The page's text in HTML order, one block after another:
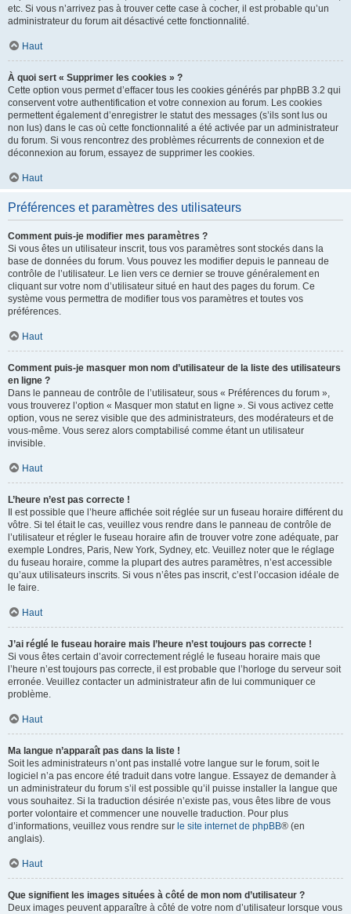
etc. Si vous n’arrivez pas à trouver cette case à cocher, il est probable qu’un
administrateur du forum ait désactivé cette fonctionnalité.
Haut
À quoi sert « Supprimer les cookies » ?
Cette option vous permet d’effacer tous les cookies générés par phpBB 3.2 qui
conservent votre authentification et votre connexion au forum. Les cookies
permettent également d’enregistrer le statut des messages (s’ils sont lus ou
non lus) dans le cas où cette fonctionnalité a été activée par un administrateur
du forum. Si vous rencontrez des problèmes récurrents de connexion et de
déconnexion au forum, essayez de supprimer les cookies.
Haut
Préférences et paramètres des utilisateurs
Comment puis-je modifier mes paramètres ?
Si vous êtes un utilisateur inscrit, tous vos paramètres sont stockés dans la
base de données du forum. Vous pouvez les modifier depuis le panneau de
contrôle de l’utilisateur. Le lien vers ce dernier se trouve généralement en
cliquant sur votre nom d’utilisateur situé en haut des pages du forum. Ce
système vous permettra de modifier tous vos paramètres et toutes vos
préférences.
Haut
Comment puis-je masquer mon nom d’utilisateur de la liste des utilisateurs
en ligne ?
Dans le panneau de contrôle de l’utilisateur, sous « Préférences du forum »,
vous trouverez l’option « Masquer mon statut en ligne ». Si vous activez cette
option, vous ne serez visible que des administrateurs, des modérateurs et de
vous-même. Vous serez alors comptabilisé comme étant un utilisateur
invisible.
Haut
L’heure n’est pas correcte !
Il est possible que l’heure affichée soit réglée sur un fuseau horaire différent du
vôtre. Si tel était le cas, veuillez vous rendre dans le panneau de contrôle de
l’utilisateur et régler le fuseau horaire afin de trouver votre zone adéquate, par
exemple Londres, Paris, New York, Sydney, etc. Veuillez noter que le réglage
du fuseau horaire, comme la plupart des autres paramètres, n’est accessible
qu’aux utilisateurs inscrits. Si vous n’êtes pas inscrit, c’est l’occasion idéale de
le faire.
Haut
J’ai réglé le fuseau horaire mais l’heure n’est toujours pas correcte !
Si vous êtes certain d’avoir correctement réglé le fuseau horaire mais que
l’heure n’est toujours pas correcte, il est probable que l’horloge du serveur soit
erronée. Veuillez contacter un administrateur afin de lui communiquer ce
problème.
Haut
Ma langue n’apparaît pas dans la liste !
Soit les administrateurs n’ont pas installé votre langue sur le forum, soit le
logiciel n’a pas encore été traduit dans votre langue. Essayez de demander à
un administrateur du forum s’il est possible qu’il puisse installer la langue que
vous souhaitez. Si la traduction désirée n’existe pas, vous êtes libre de vous
porter volontaire et commencer une nouvelle traduction. Pour plus
d’informations, veuillez vous rendre sur le site internet de phpBB® (en
anglais).
Haut
Que signifient les images situées à côté de mon nom d’utilisateur ?
Deux images peuvent apparaître à côté de votre nom d’utilisateur lorsque vous